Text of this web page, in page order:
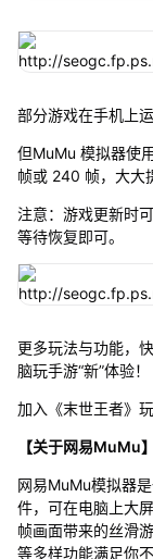
部分游戏在手机上
但MuMu 模拟器使
帧或 240 帧，大大
注意：游戏更新时
等待恢复即可。
更多玩法与功能，
脑玩手游“新”体验！
加入《末世王者》
【关于网易MuMu】
网易MuMu模拟器
件，可在电脑上大
帧画面带来的丝滑
等多样功能满足你